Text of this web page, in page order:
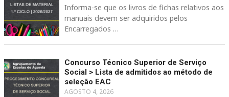
Informa-se que os livros de fichas relativos aos
manuais devem ser adquiridos pelos
Encarregados …
Concurso Técnico Superior de Serviço
Social > Lista de admitidos ao método de
seleção EAC
AGOSTO 4, 2026